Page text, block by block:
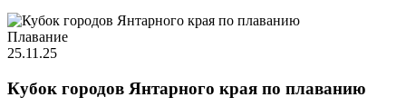
Плавание
25.11.25
Кубок городов Янтарного края по плаванию